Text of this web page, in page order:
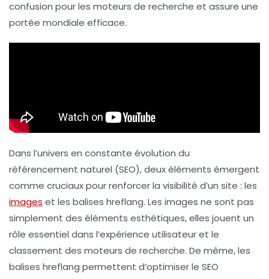
confusion pour les moteurs de recherche et assure une
portée mondiale efficace.
Dans l’univers en constante évolution du
référencement naturel (SEO), deux éléments émergent
comme cruciaux pour renforcer la visibilité d’un site : les
images et les balises hreflang. Les images ne sont pas
simplement des éléments esthétiques, elles jouent un
rôle essentiel dans l’expérience utilisateur et le
classement des moteurs de recherche. De même, les
balises hreflang permettent d’optimiser le SEO